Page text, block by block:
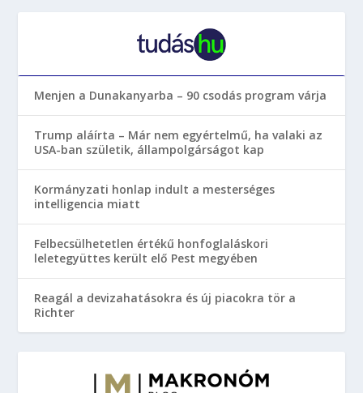
Menjen a Dunakanyarba – 90 csodás program várja
Trump aláírta – Már nem egyértelmű, ha valaki az
USA-ban születik, állampolgárságot kap
Kormányzati honlap indult a mesterséges
intelligencia miatt
Felbecsülhetetlen értékű honfoglaláskori
leletegyüttes került elő Pest megyében
Reagál a devizahatásokra és új piacokra tör a
Richter